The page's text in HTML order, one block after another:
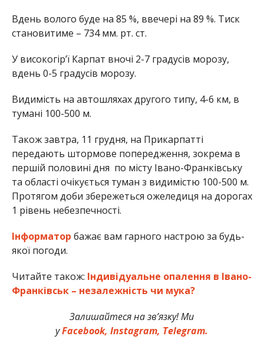
Вдень волого буде на 85 %, ввечері на 89 %. Тиск
становитиме – 734 мм. рт. ст.
У високогір’ї Карпат вночі 2-7 градусів морозу,
вдень 0-5 градусів морозу.
Видимість на автошляхах другого типу, 4-6 км, в
тумані 100-500 м.
Також завтра, 11 грудня, на Прикарпатті
передають штормове попередження, зокрема в
першій половині дня по місту Івано-Франківську
та області очікується туман з видимістю 100-500 м.
Протягом доби збережеться ожеледиця на дорогах
1 рівень небезпечності.
Інформатор бажає вам гарного настрою за будь-
якої погоди.
Читайте також: Індивідуальне опалення в Івано-
Франківськ – незалежність чи мука?
Залишайтеся на зв’язку! Ми
уFacebook,Instagram, Telegram.